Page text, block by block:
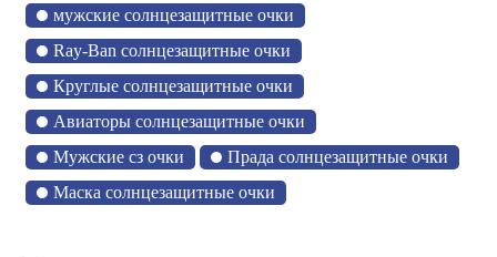
мужские солнцезащитные очки
Ray-Ban солнцезащитные очки
Круглые солнцезащитные очки
Авиаторы солнцезащитные очки
Мужские сз очки
Прада солнцезащитные очки
Маска солнцезащитные очки